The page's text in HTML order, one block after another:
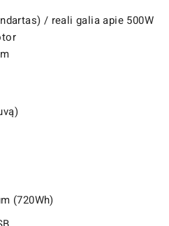
/ reali galia apie 500W
(720Wh)